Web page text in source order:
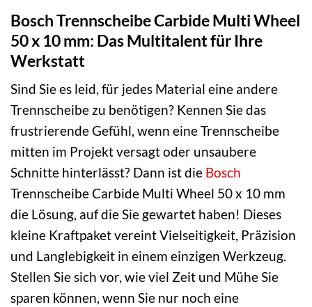
Bosch Trennscheibe Carbide Multi Wheel
50 x 10 mm: Das Multitalent für Ihre
Werkstatt
Sind Sie es leid, für jedes Material eine andere
Trennscheibe zu benötigen? Kennen Sie das
frustrierende Gefühl, wenn eine Trennscheibe
mitten im Projekt versagt oder unsaubere
Schnitte hinterlässt? Dann ist die Bosch
Trennscheibe Carbide Multi Wheel 50 x 10 mm
die Lösung, auf die Sie gewartet haben! Dieses
kleine Kraftpaket vereint Vielseitigkeit, Präzision
und Langlebigkeit in einem einzigen Werkzeug.
Stellen Sie sich vor, wie viel Zeit und Mühe Sie
sparen können, wenn Sie nur noch eine